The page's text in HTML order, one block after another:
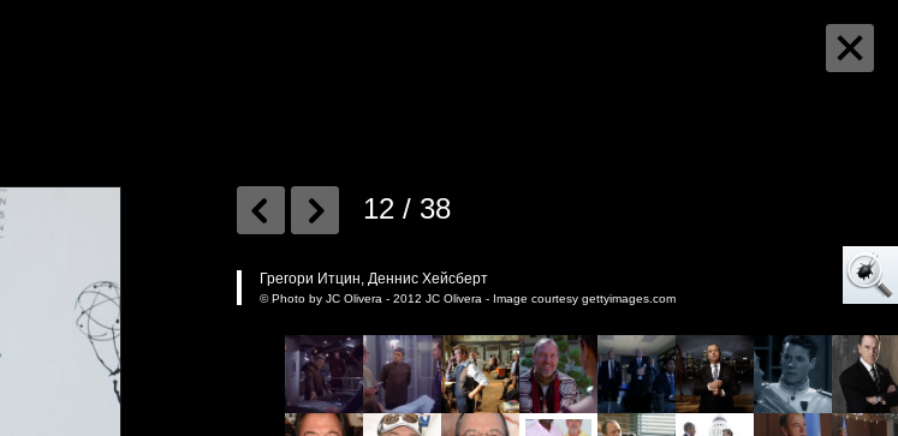
12 / 38
Грегори Итцин, Деннис Хейсберт
© Photo by JC Olivera - 2012 JC Olivera - Image courtesy gettyimages.com